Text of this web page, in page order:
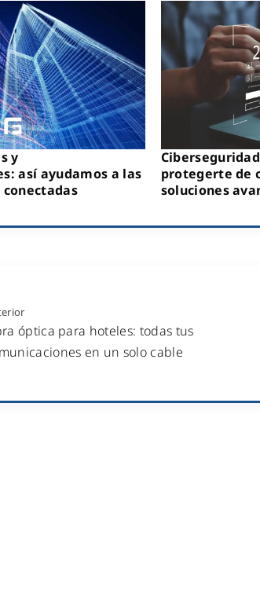
y
así ayudamos a las
protegerte de
soluciones
óptica para hoteles: todas tus
en un solo cable